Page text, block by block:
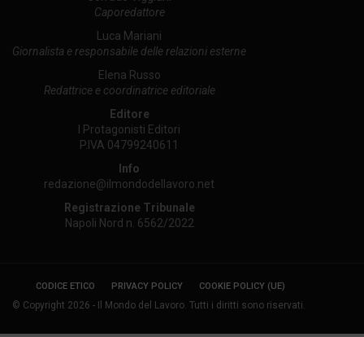
Caporedattore
Luca Mariani
Giornalista e responsabile delle relazioni esterne
Elena Russo
Redattrice e coordinatrice editoriale
Editore
I Protagonisti Editori
P.IVA 04799240611
Info
redazione@ilmondodellavoro.net
Registrazione Tribunale
Napoli Nord n. 6562/2022
CODICE ETICO PRIVACY POLICY COOKIE POLICY (UE)
© Copyright 2026 - Il Mondo del Lavoro. Tutti i diritti sono riservati.